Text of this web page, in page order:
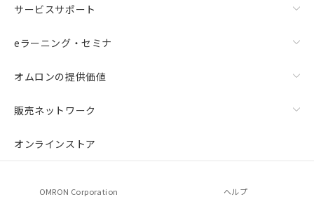
サービスサポート
eラーニング・セミナ
オムロンの提供価値
販売ネットワーク
オンラインストア
OMRON Corporation ヘルプ